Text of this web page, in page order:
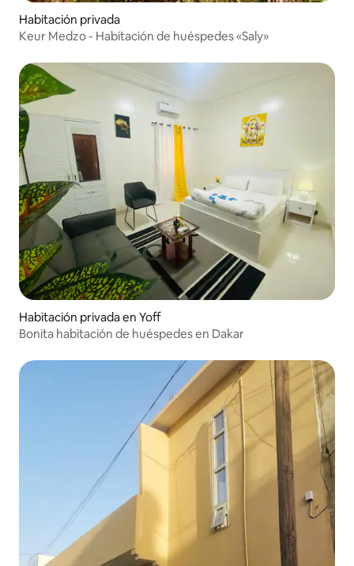
Habitación privada
Keur Medzo - Habitación de huéspedes «Saly»
Habitación privada en Yoff
Bonita habitación de huéspedes en Dakar